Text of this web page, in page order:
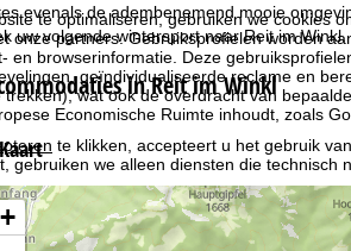
te optimaliseren, gebruiken we cookies
onze partners. Gebruiksprofielen worden
en browserinformatie. Deze
geïndividualiseerde reclame en
trekken), wat ook de overdracht van
Economische Ruimte inhoudt, zoals
te klikken, accepteert u het gebruik
gebruiken we alleen diensten die technisch
over het gebruik van cookies en de
r
t
p
a
g
evenals de adembenemend mooie
uw volgende wintersport naar Reit im Winkl.
in Reit im Winkl
+